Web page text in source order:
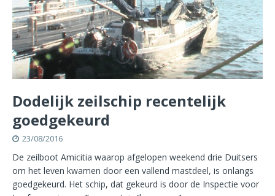
Dodelijk zeilschip recentelijk
goedgekeurd
23/08/2016
De zeilboot Amicitia waarop afgelopen weekend drie Duitsers
om het leven kwamen door een vallend mastdeel, is onlangs
goedgekeurd. Het schip, dat gekeurd is door de Inspectie voor